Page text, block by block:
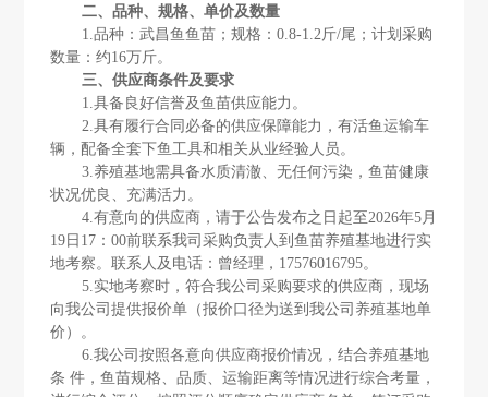
二、品种、规格、单价及数量
1.品种：武昌鱼鱼苗；规格：0.8-1.2斤/尾；计划采购
数量：约16万斤。
三、供应商条件及要求
1.具备良好信誉及鱼苗供应能力。
2.具有履行合同必备的供应保障能力，有活鱼运输车
辆，配备全套下鱼工具和相关从业经验人员。
3.养殖基地需具备水质清澈、无任何污染，鱼苗健康
状况优良、充满活力。
4.有意向的供应商，请于公告发布之日起至2026年5月
19日17：00前联系我司采购负责人到鱼苗养殖基地进行实
地考察。联系人及电话：曾经理，17576016795。
5.实地考察时，符合我公司采购要求的供应商，现场
向我公司提供报价单（报价口径为送到我公司养殖基地单
价）。
6.我公司按照各意向供应商报价情况，结合养殖基地
条 件，鱼苗规格、品质、运输距离等情况进行综合考量，